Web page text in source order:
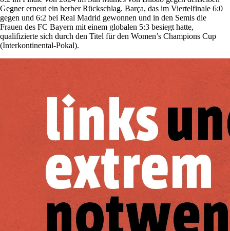
Gegner erneut ein herber Rückschlag. Barça, das im Viertelfinale 6:0
gegen und 6:2 bei Real Madrid gewonnen und in den Semis die
Frauen des FC Bayern mit einem globalen 5:3 besiegt hatte,
qualifizierte sich durch den Titel für den Women’s Champions Cup
(Interkontinental-Pokal).